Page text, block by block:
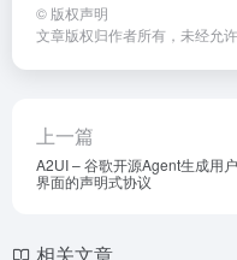
© 版权声明
文章版权归作者所有，未经允许
上一篇
A2UI – 谷歌开源Agent生成用户
界面的声明式协议
相关文章